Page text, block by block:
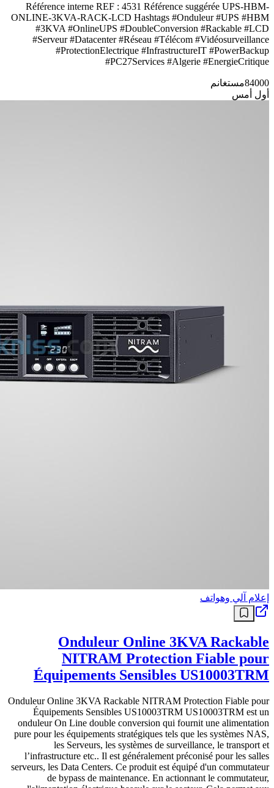
Référence interne REF : 4531 Référence suggérée UPS-HBM-
ONLINE-3KVA-RACK-LCD Hashtags #Onduleur #UPS #HBM
#3KVA #OnlineUPS #DoubleConversion #Rackable #LCD
#Serveur #Datacenter #Réseau #Télécom #Vidéosurveillance
#ProtectionElectrique #InfrastructureIT #PowerBackup
#PC27Services #Algerie #EnergieCritique
84000مستغانم
أول أمس
إعلام آلي وهواتف
Onduleur Online 3KVA Rackable
NITRAM Protection Fiable pour
Équipements Sensibles US10003TRM
Onduleur Online 3KVA Rackable NITRAM Protection Fiable pour
Équipements Sensibles US10003TRM US10003TRM est un
onduleur On Line double conversion qui fournit une alimentation
pure pour les équipements stratégiques tels que les systèmes NAS,
les Serveurs, les systèmes de surveillance, le transport et
l’infrastructure etc.. Il est généralement préconisé pour les salles
serveurs, les Data Centers. Ce produit est équipé d'un commutateur
de bypass de maintenance. En actionnant le commutateur,